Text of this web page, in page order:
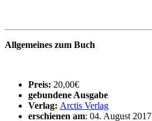
Allgemeines zum Buch
Preis: 20,00€
gebundene Ausgabe
Verlag: Arctis Verlag
erschienen am: 04. August 2017